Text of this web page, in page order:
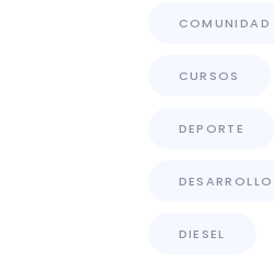
COMUNIDAD
CURSOS
DEPORTE
DESARROLLO
DIESEL